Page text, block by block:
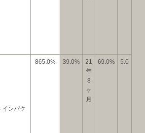
ンパク
865.0% 39.0%
21
年
8
ヶ
月
69.0% 5.0